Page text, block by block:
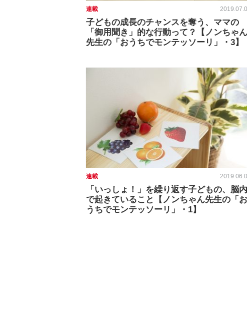
連載
子どもの成長のチャンスを奪う、ママの
「御用聞き」的な行動って？【ノンちゃん
先生の「おうちでモンテッソーリ」・3】
連載
「いっしょ！」を繰り返す子どもの、脳内
で起きていること【ノンちゃん先生の「お
うちでモンテッソーリ」・1】